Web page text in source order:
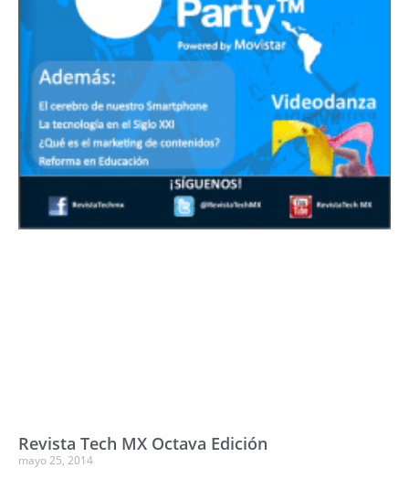
Revista Tech MX Octava Edición
mayo 25, 2014